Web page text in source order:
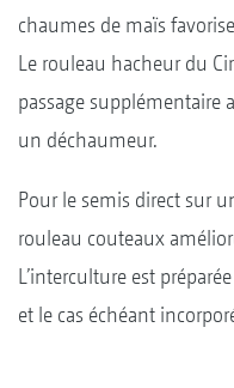
chaumes de maïs
Le rouleau hacheur du
passage supplémentaire
un déchaumeur.
Pour le semis direct sur
rouleau couteaux
L’interculture est
et le cas échéant